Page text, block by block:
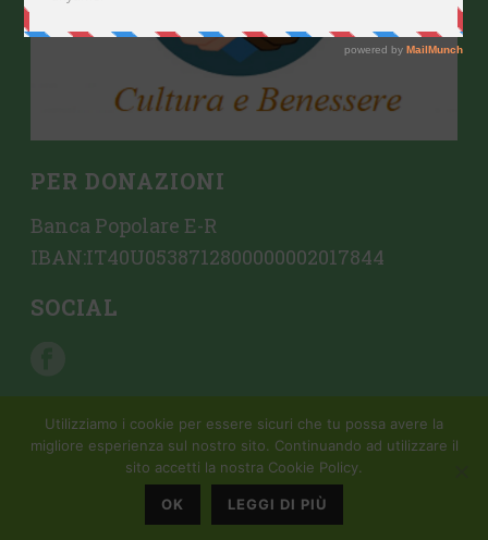
PER DONAZIONI
Banca Popolare E-R
IBAN:IT40U0538712800000002017844
SOCIAL
Copyright All Rights Reserved © 2015 Mondattivo |
web da Crovi Consulting SRL
Utilizziamo i cookie per essere sicuri che tu possa avere la
migliore esperienza sul nostro sito. Continuando ad utilizzare il
sito accetti la nostra Cookie Policy.
OK LEGGI DI PIÙ